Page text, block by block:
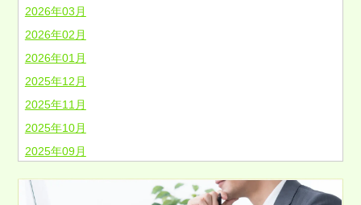
2026年03月
2026年02月
2026年01月
2025年12月
2025年11月
2025年10月
2025年09月
2025年07月